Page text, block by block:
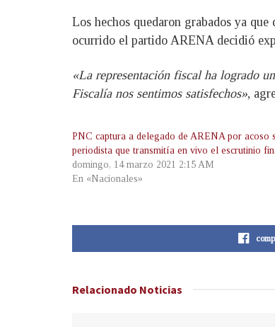
Los hechos quedaron grabados ya
ocurrido el partido ARENA decidió
«La representación fiscal ha logrado
Fiscalía nos sentimos satisfechos»,
PNC captura a delegado de ARENA por acoso
periodista que transmitía en vivo el escrutinio
domingo, 14 marzo 2021 2:15 AM
En «Nacionales»
Relacionado Noticias